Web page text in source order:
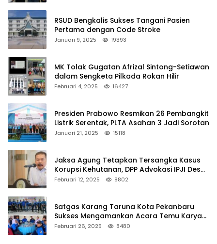
RSUD Bengkalis Sukses Tangani Pasien
Pertama dengan Code Stroke
Januari 9, 2025 19393
MK Tolak Gugatan Afrizal Sintong-Setiawan
dalam Sengketa Pilkada Rokan Hilir
Februari 4, 2025 16427
Presiden Prabowo Resmikan 26 Pembangkit
Listrik Serentak, PLTA Asahan 3 Jadi Sorotan
Januari 21, 2025 15118
Jaksa Agung Tetapkan Tersangka Kasus
Korupsi Kehutanan, DPP Advokasi IPJI Desak
Pengusutan Pajak RAPP
Februari 12, 2025 8802
Satgas Karang Taruna Kota Pekanbaru
Sukses Mengamankan Acara Temu Karya
VII Karang Taruna Pekanbaru
Februari 26, 2025 8480